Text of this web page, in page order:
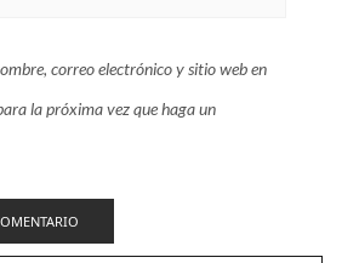
correo electrónico y sitio web en
la próxima vez que haga un